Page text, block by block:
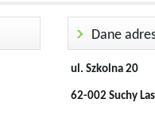
Dane
ul. Szkolna 20
62-002 Suchy Las